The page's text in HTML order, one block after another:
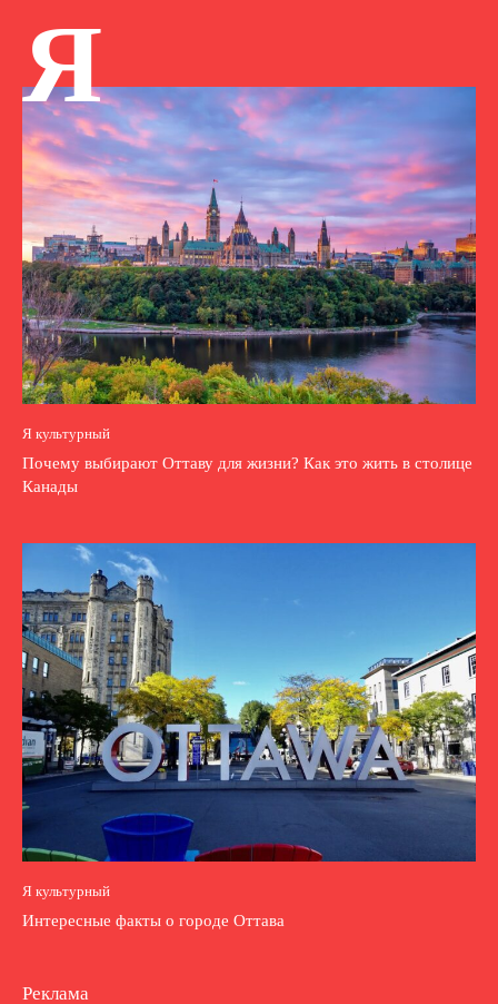
Я
Я культурный
Почему выбирают Оттаву для жизни? Как это жить в столице
Канады
Я культурный
Интересные факты о городе Оттава
Реклама